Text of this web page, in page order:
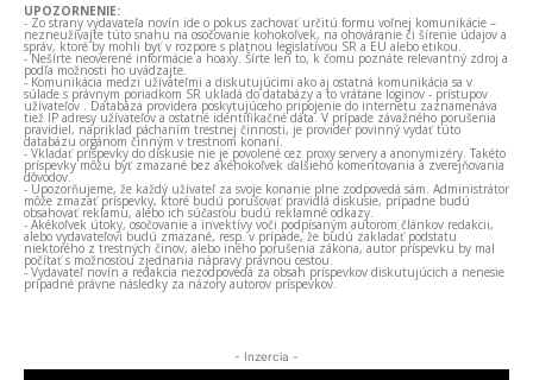
UPOZORNENIE:
- Zo strany vydavateľa novín ide o pokus zachovať určitú formu voľnej komunikácie –
nezneužívajte túto snahu na osočovanie kohokoľvek, na ohováranie či šírenie údajov a
správ, ktoré by mohli byť v rozpore s platnou legislatívou SR a EÚ alebo etikou.
- Nešírte neoverené informácie a hoaxy. Šírte len to, k čomu poznáte relevantný zdroj a
podľa možnosti ho uvádzajte.
- Komunikácia medzi užívateľmi a diskutujúcimi ako aj ostatná komunikácia sa v
súlade s právnym poriadkom SR ukladá do databázy a to vrátane loginov - prístupov
užívateľov . Databáza providera poskytujúceho pripojenie do internetu zaznamenáva
tiež IP adresy užívateľov a ostatné identifikačné dáta. V prípade závažného porušenia
pravidiel, napríklad páchaním trestnej činnosti, je provider povinný vydať túto
databázu orgánom činným v trestnom konaní.
- Vkladať príspevky do diskusie nie je povolené cez proxy servery a anonymizéry. Takéto
príspevky môžu byť zmazané bez akéhokoľvek ďalšieho komentovania a zverejňovania
dôvodov.
- Upozorňujeme, že každý užívateľ za svoje konanie plne zodpovedá sám. Administrátor
môže zmazať príspevky, ktoré budú porušovať pravidlá diskusie, prípadne budú
obsahovať reklamu, alebo ich súčasťou budú reklamné odkazy.
- Akékoľvek útoky, osočovanie a invektívy voči podpísaným autorom článkov redakcii,
alebo vydavateľovi budú zmazané, resp. v prípade, že budú zakladať podstatu
niektorého z trestných činov, alebo iného porušenia zákona, autor príspevku by mal
počítať s možnosťou zjednania nápravy právnou cestou.
- Vydavateľ novín a redakcia nezodpovedá za obsah príspevkov diskutujúcich a nenesie
prípadné právne následky za názory autorov príspevkov.
- Inzercia -